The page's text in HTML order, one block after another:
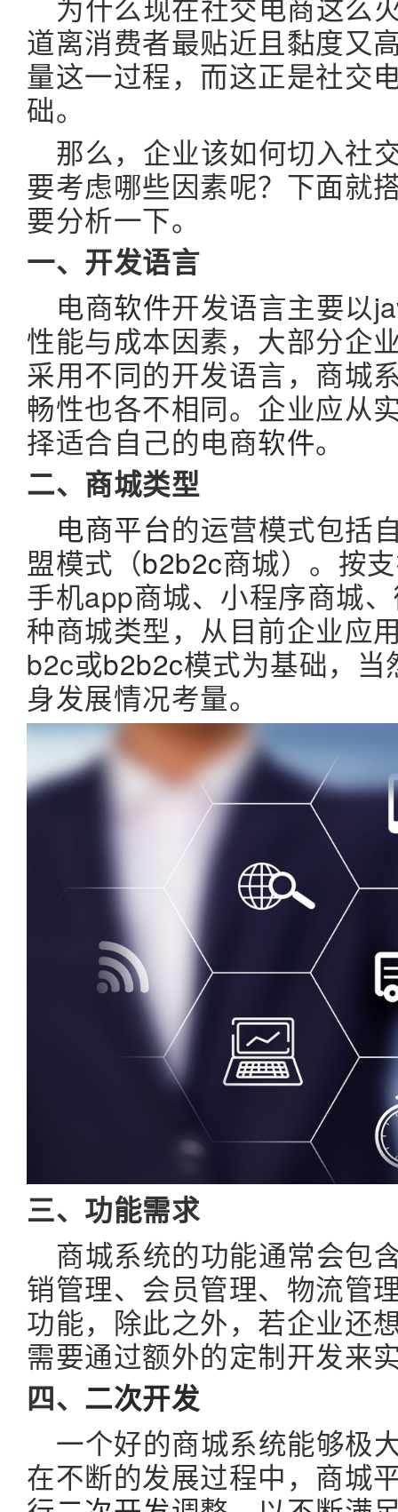
道离消费者最贴近且黏度又
量这一过程，而这正是社交
础。
那么，企业该如何切入社
要考虑哪些因素呢？下面就
要分析一下。
一、开发语言
电商软件开发语言主要以
性能与成本因素，大部分企
采用不同的开发语言，商城
畅性也各不相同。企业应从
择适合自己的电商软件。
二、商城类型
电商平台的运营模式包括
盟模式（b2b2c商城）。按
手机app商城、小程序商城、
种商城类型，从目前企业应
b2c或b2b2c模式为基础，
身发展情况考量。
三、功能需求
商城系统的功能通常会包
销管理、会员管理、物流管
功能，除此之外，若企业还
需要通过额外的定制开发来
四、 二次开发
一个好的商城系统能够极
在不断的发展过程中，商城